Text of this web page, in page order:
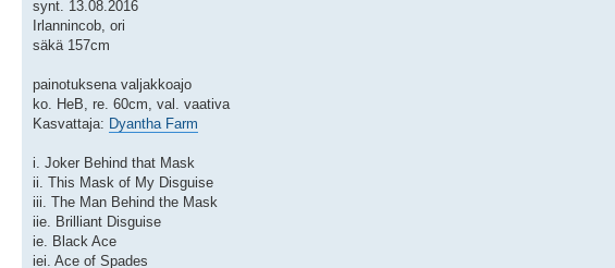
synt. 13.08.2016
Irlannincob, ori
säkä 157cm
painotuksena valjakkoajo
ko. HeB, re. 60cm, val. vaativa
Kasvattaja: Dyantha Farm
i. Joker Behind that Mask
ii. This Mask of My Disguise
iii. The Man Behind the Mask
iie. Brilliant Disguise
ie. Black Ace
iei. Ace of Spades